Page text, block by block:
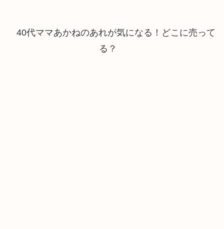
40代ママあかねのあれが気になる！どこに売って
る？